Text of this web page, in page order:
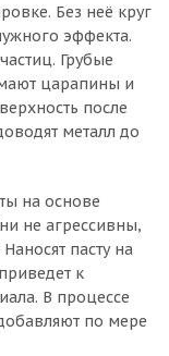
Без неё круг
эффекта.
Грубые
царапины и
после
металл до
на основе
не агрессивны,
пасту на
к
В процессе
по мере